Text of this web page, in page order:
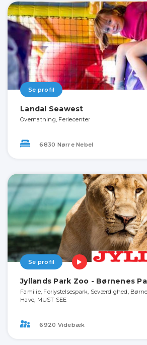
Se profil
Landal Seawest
Overnatning, Feriecenter
6830 Nørre Nebel
Se profil
Jyllands Park Zoo - Børnenes
Familie, Forlystelsespark, Seværdighed,
Have, MUST SEE
6920 Videbæk